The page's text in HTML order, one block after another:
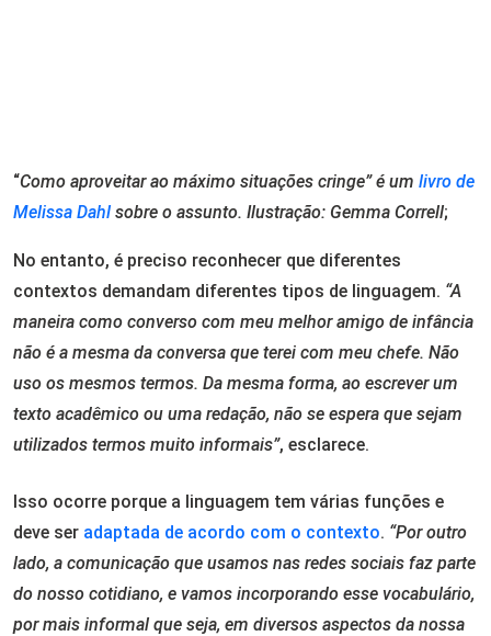
“Como aproveitar ao máximo situações cringe” é um livro de
Melissa Dahlsobre o assunto. Ilustração: Gemma Correll;
No entanto, é preciso reconhecer que diferentes
contextos demandam diferentes tipos de linguagem. “A
maneira como converso com meu melhor amigo de infância
não é a mesma da conversa que terei com meu chefe. Não
uso os mesmos termos. Da mesma forma, ao escrever um
texto acadêmico ou uma redação, não se espera que sejam
utilizados termos muito informais”, esclarece.
Isso ocorre porque a linguagem tem várias funções e
deve ser adaptada de acordo com o contexto. “Por outro
lado, a comunicação que usamos nas redes sociais faz parte
do nosso cotidiano, e vamos incorporando esse vocabulário,
por mais informal que seja, em diversos aspectos da nossa